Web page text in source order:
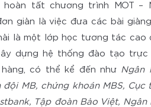
hoàn tất chương trình MOT –
giản là việc đưa các bài
là một lớp học tương tác cao
dựng hệ thống đào tạo
hàng, có thể kể đến như Ngân
đội MB, chứng khoán MBS,
Tập đoàn Bảo Việt,